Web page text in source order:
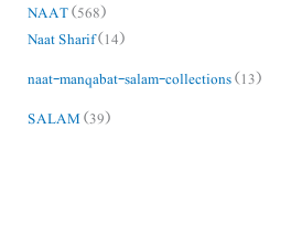
NAAT(568)
Naat Sharif(14)
naat-manqabat-salam-collections(13)
SALAM(39)